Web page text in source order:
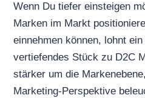
Wenn Du tiefer einsteigen
Marken im Markt
einnehmen können, lohnt
vertiefendes Stück zu D2C
stärker um die
Marketing-Perspektive